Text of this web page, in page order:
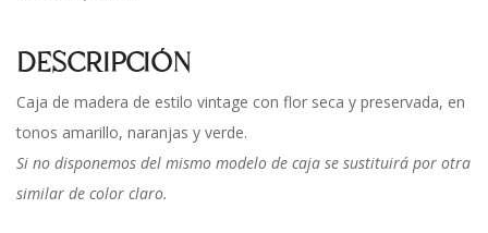
DESCRIPCIÓN
Caja de madera de estilo vintage con flor seca y preservada, en
tonos amarillo, naranjas y verde.
Si no disponemos del mismo modelo de caja se sustituirá por otra
similar de color claro.